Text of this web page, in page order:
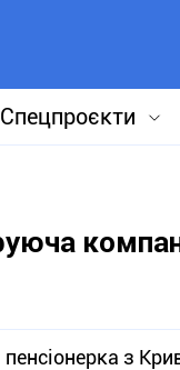
Спецпроєкти
з